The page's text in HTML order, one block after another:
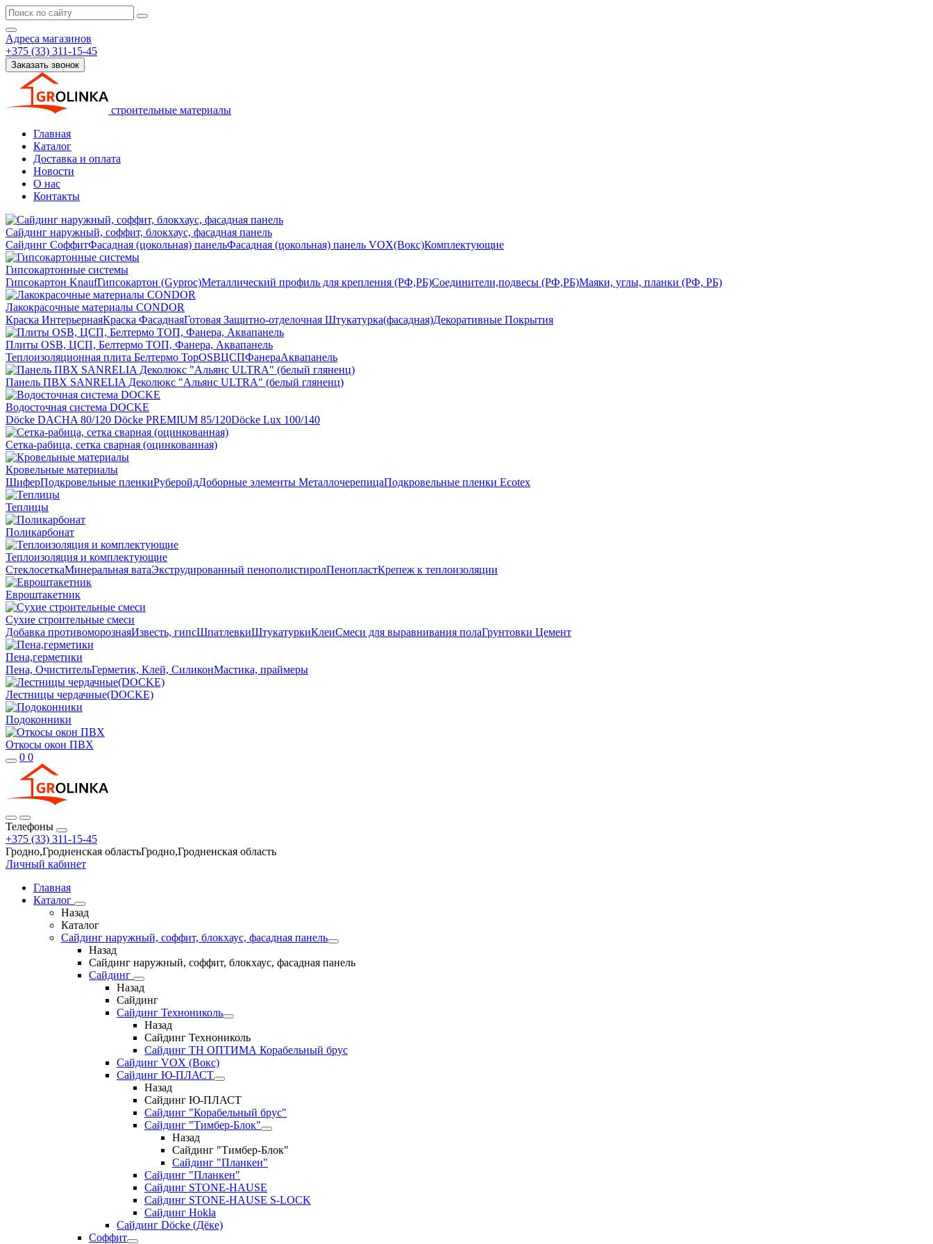
Адреса магазинов
+375 (33) 311-15-45
Заказать звонок
строительные материалы
Главная
Каталог
Доставка и оплата
Новости
О нас
Контакты
Сайдинг наружный, соффит, блокхаус, фасадная панель
Сайдинг СоффитФасадная (цокольная) панельФасадная (цокольная) панель VOX(Вокс)Комплектующие
Гипсокартонные системы
Гипсокартон KnaufГипсокартон (Gyproc)Металлический профиль для крепления (РФ,РБ)Соединители,подвесы (РФ,РБ)Маяки, углы, планки (РФ, РБ)
Лакокрасочные материалы CONDOR
Краска ИнтерьернаяКраска ФасаднаяГотовая Защитно-отделочная Штукатурка(фасадная)Декоративные Покрытия
Плиты OSB, ЦСП, Белтермо ТОП, Фанера, Аквапанель
Теплоизоляционная плита Белтермо TopOSBЦСПФанераАквапанель
Панель ПВХ SANRELIA Деколюкс "Альянс ULTRA" (белый гляненц)
Водосточная система DOCKE
Döсkе DACHA 80/120 Döcke PREMIUM 85/120Döсkе Luх 100/140
Сетка-рабица, сетка сварная (оцинкованная)
Кровельные материалы
ШиферПодкровельные пленкиРуберойдДоборные элементы МеталлочерепицаПодкровельные пленки Ecotex
Теплицы
Поликарбонат
Теплоизоляция и комплектующие
СтеклосеткаМинеральная ватаЭкструдированный пенополистиролПенопластКрепеж к теплоизоляции
Евроштакетник
Сухие строительные смеси
Добавка противоморознаяИзвесть, гипсШпатлевкиШтукатуркиКлеиСмеси для выравнивания полаГрунтовки Цемент
Пена,герметики
Пена, ОчистительГерметик, Клей, СиликонМастика, праймеры
Лестницы чердачные(DOCKE)
Подоконники
Откосы окон ПВХ
0 0
Телефоны
+375 (33) 311-15-45
Гродно,Гродненская областьГродно,Гродненская область
Личный кабинет
Главная
Каталог
Назад
Каталог
Сайдинг наружный, соффит, блокхаус, фасадная панель
Назад
Сайдинг наружный, соффит, блокхаус, фасадная панель
Сайдинг
Назад
Сайдинг
Сайдинг Технониколь
Назад
Сайдинг Технониколь
Сайдинг ТН ОПТИМА Корабельный брус
Сайдинг VOX (Вокс)
Сайдинг Ю-ПЛАСТ
Назад
Сайдинг Ю-ПЛАСТ
Сайдинг "Корабельный брус"
Сайдинг "Тимбер-Блок"
Назад
Сайдинг "Тимбер-Блок"
Сайдинг "Планкен"
Сайдинг "Планкен"
Сайдинг STONE-HAUSE
Сайдинг STONE-HAUSE S-LOCK
Сайдинг Hokla
Сайдинг Döcke (Дёке)
Соффит